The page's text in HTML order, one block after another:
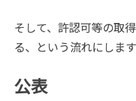
そして、許認可等の取
る、という流れにします
公表